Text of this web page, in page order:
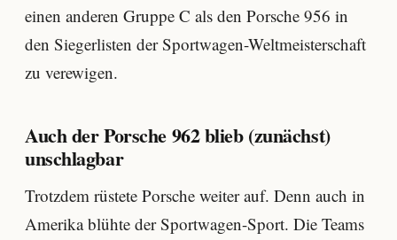
einen anderen Gruppe C als den Porsche 956 in
den Siegerlisten der Sportwagen-Weltmeisterschaft
zu verewigen.
Auch der Porsche 962 blieb (zunächst)
unschlagbar
Trotzdem rüstete Porsche weiter auf. Denn auch in
Amerika blühte der Sportwagen-Sport. Die Teams